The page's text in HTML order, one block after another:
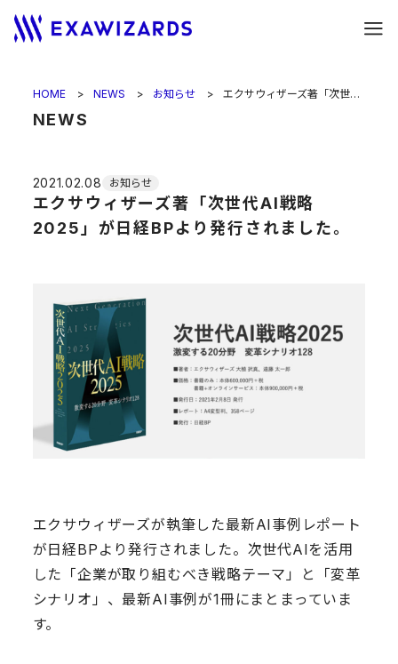
HOME NEWS お知らせ エクサウィザーズ著「次世代AI戦略2025」が日経BPより発行されました。
NEWS
2021.02.08 お知らせ
エクサウィザーズ著「次世代AI戦略
2025」が日経BPより発行されました。
エクサウィザーズが執筆した最新AI事例レポート
が日経BPより発行されました。次世代AIを活用
した「企業が取り組むべき戦略テーマ」と「変革
シナリオ」、最新AI事例が1冊にまとまっていま
す。